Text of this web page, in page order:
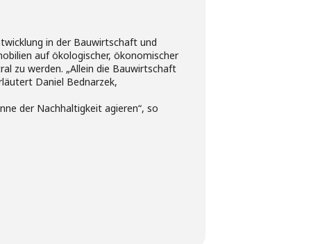
in der Bauwirtschaft und
auf ökologischer, ökonomischer
zu werden. „Allein die Bauwirtschaft
Daniel Bednarzek,
der Nachhaltigkeit agieren“, so